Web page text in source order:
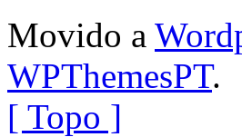
Movido a
WPThemesPT.
[ Topo ]